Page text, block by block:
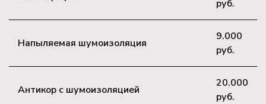
руб.
Напыляемая шумоизоляция
9.000
руб.
Антикор с шумоизоляцией
20.000
руб.